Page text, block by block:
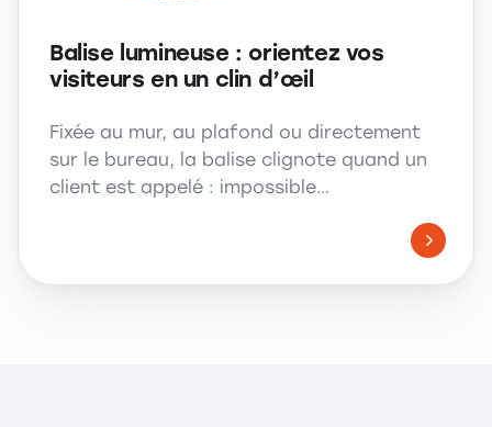
Balise lumineuse : orientez vos
visiteurs en un clin d’œil
Fixée au mur, au plafond ou directement
sur le bureau, la balise clignote quand un
client est appelé : impossible…